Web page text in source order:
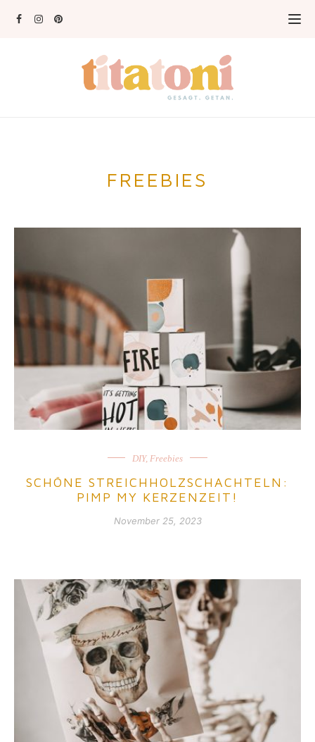
FREEBIES
DIY, Freebies
SCHÖNE STREICHHOLZSCHACHTELN:
PIMP MY KERZENZEIT!
November 25, 2023